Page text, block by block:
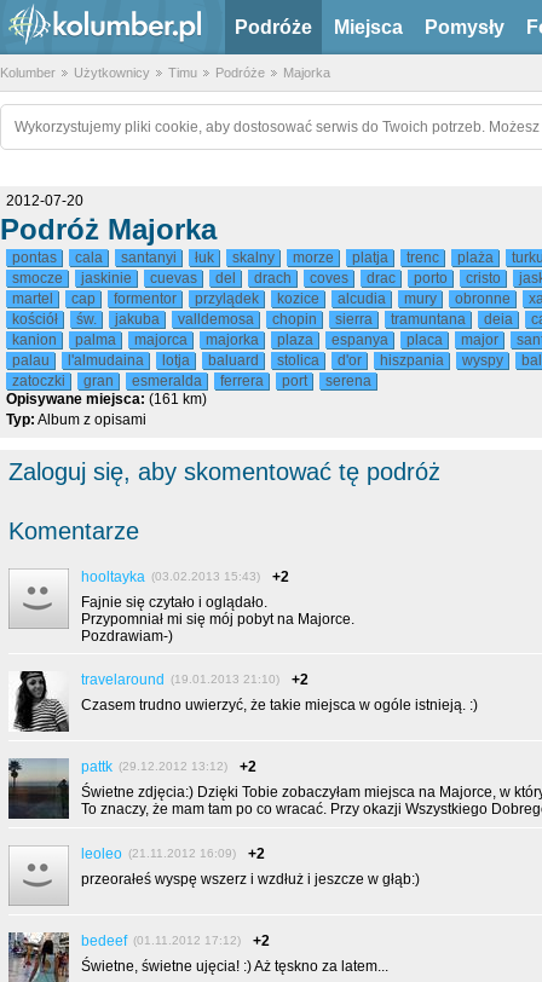
Podróże Miejsca Pomysły
Kolumber Użytkownicy Timu Podróże Majorka
Wykorzystujemy pliki cookie, aby dostosować serwis do Twoich potrzeb.
2012-07-20
Podróż Majorka
pontas cala santanyi łuk skalny morze platja trenc plaża
smocze
jaskinie cuevas del drach coves drac porto cristo
martel
cap formentor przylądek kozice alcudia mury obronne
kościół
św. jakuba valldemosa chopin sierra tramuntana deia
kanion
palma majorca majorka plaza espanya placa major
palau
l'almudaina lotja baluard stolica d'or hiszpania wyspy
zatoczki
gran esmeralda ferrera port
serena
Opisywane miejsca: (161 km)
Typ: Album z opisami
Zaloguj się, aby skomentować tę podróż
Komentarze
hooltayka (03.02.2013 15:43)
+2
Fajnie się czytało i oglądało.
Przypomniał mi się mój pobyt na Majorce.
Pozdrawiam-)
travelaround (19.01.2013 21:10)
+2
Czasem trudno uwierzyć, że takie miejsca w ogóle istnieją. :)
pattk (29.12.2012 13:12)
+2
Świetne zdjęcia:) Dzięki Tobie zobaczyłam miejsca na Majorce, w
To znaczy, że mam tam po co wracać. Przy okazji Wszystkiego
leoleo (21.11.2012 16:09)
+2
przeorałeś wyspę wszerz i wzdłuż i jeszcze w głąb:)
bedeef (01.11.2012 17:12)
+2
Świetne, świetne ujęcia! :) Aż tęskno za latem...